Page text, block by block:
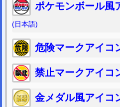
ポケモンボール風
(日本語)
危険マークアイコ
禁止マークアイコ
金メダル風アイコ